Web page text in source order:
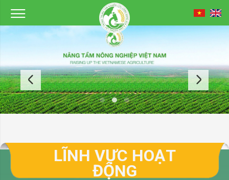
LĨNH VỰC HOẠT
ĐỘNG